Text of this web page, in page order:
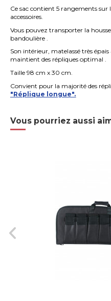
Ce sac contient 5 rangements sur
accessoires.
Vous pouvez transporter la
bandoulière .
Son intérieur, matelassé très
maintient des répliques optimal .
Taille 98 cm x 30 cm.
Convient pour la majorité des
"Réplique longue".
Vous pourriez aussi